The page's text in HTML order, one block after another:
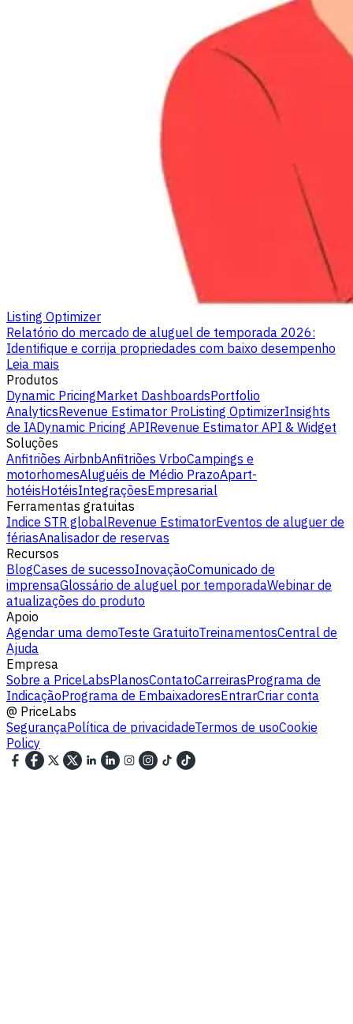
Listing Optimizer
Relatório do mercado de aluguel de temporada 2026:
Identifique e corrija propriedades com baixo desempenho
Leia mais
Produtos
Dynamic PricingMarket DashboardsPortfolio
AnalyticsRevenue Estimator ProListing OptimizerInsights
de IADynamic Pricing APIRevenue Estimator API & Widget
Soluções
Anfitriões AirbnbAnfitriões VrboCampings e
motorhomesAluguéis de Médio PrazoApart-
hotéisHotéisIntegraçõesEmpresarial
Ferramentas gratuitas
Indice STR globalRevenue EstimatorEventos de aluguer de
fériasAnalisador de reservas
Recursos
BlogCases de sucessoInovaçãoComunicado de
imprensaGlossário de aluguel por temporadaWebinar de
atualizações do produto
Apoio
Agendar uma demoTeste GratuitoTreinamentosCentral de
Ajuda
Empresa
Sobre a PriceLabsPlanosContatoCarreirasPrograma de
IndicaçãoPrograma de EmbaixadoresEntrarCriar conta
@ PriceLabs
SegurançaPolítica de privacidadeTermos de usoCookie
Policy